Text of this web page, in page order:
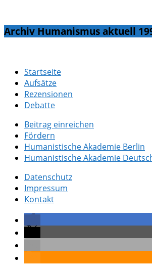
Archiv Humanismus aktuell
Startseite
Aufsätze
Rezensionen
Debatte
Beitrag einreichen
Fördern
Humanistische Akademie Berlin
Humanistische Akademie
Datenschutz
Impressum
Kontakt